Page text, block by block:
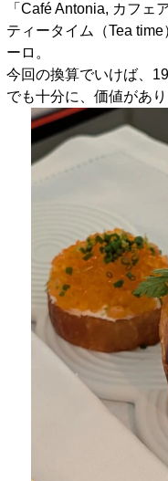
「Café Antonia, カフェ
ティータイム（Tea
ーロ。
今回の換算でいけば、
でも十分に、価値があ